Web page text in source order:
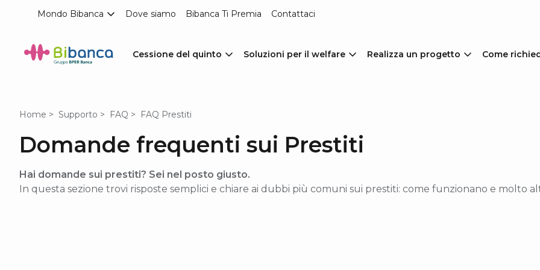
Mondo Bibanca Dove siamo Bibanca Ti Premia Contattaci
Cessione del quinto Soluzioni per il welfare Realizza un progetto Come
Home Supporto FAQ FAQ Prestiti
Domande frequenti sui Prestiti
Hai domande sui prestiti? Sei nel posto giusto.
In questa sezione trovi risposte semplici e chiare ai dubbi più comuni sui prestiti: come funzionano e molto